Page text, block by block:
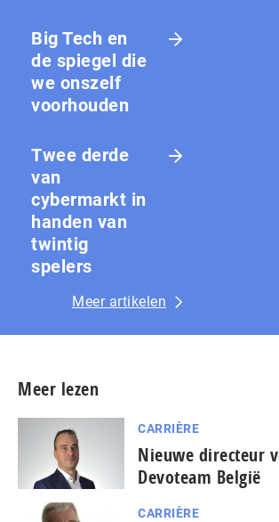
Big Tech en
de spiegel die
we onszelf
voorhouden
Twee derde
van
cybermarkt in
handen van
twintig
spelers
Meer artikelen
Meer lezen
CARRIÈRE
Nieuwe directeur
Devoteam België
CARRIÈRE